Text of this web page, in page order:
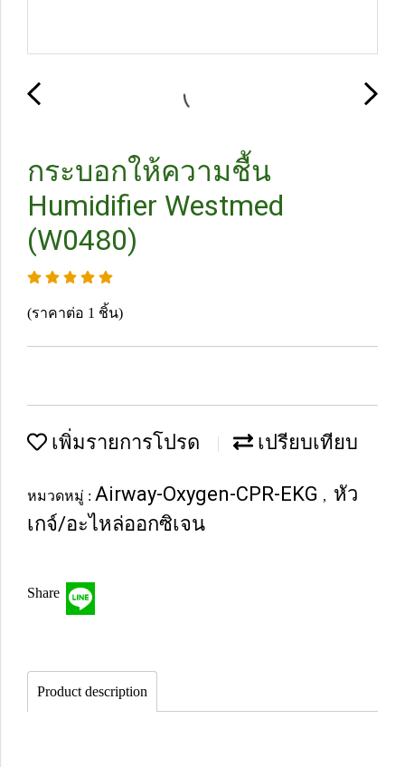
กระบอกให้ความชื้น
Humidifier Westmed
(W0480)
(ราคาต่อ 1 ชิ้น)
เพิ่มรายการโปรด เปรียบเทียบ
หมวดหมู่ : Airway-Oxygen-CPR-EKG , หัว
เกจ์/อะไหล่ออกซิเจน
Share
Product description